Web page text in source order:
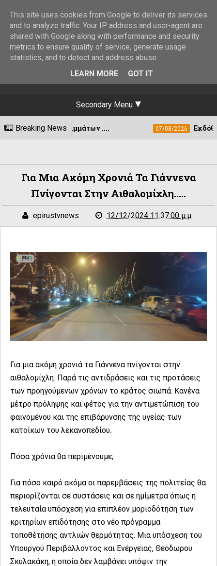
Secondary Menu
Breaking News
.... 07/08/2026 Εκδόθηκε η ΚΥΑ για
Για Μια Ακόμη Χρονιά Τα Γιάννενα
Πνίγονται Στην Αιθαλομίχλη.....
epirustvnews 12/12/2024 11:37:00 μ.μ.
Για μια ακόμη χρονιά τα Γιάννενα πνίγονται στην
αιθαλομίχλη. Παρά τις αντιδράσεις και τις προτάσεις
των προηγούμενων χρόνων το κράτος σιωπά. Κανένα
μέτρο πρόληψης και φέτος για την αντιμετώπιση του
φαινομένου και της επιβάρυνσης της υγείας των
κατοίκων του λεκανοπεδίου.
Πόσα χρόνια θα περιμένουμε;
Για πόσο καιρό ακόμα οι παρεμβάσεις της πολιτείας θα
περιορίζονται σε συστάσεις και σε ημίμετρα όπως η
τελευταία υπόσχεση για επιπλέον μοριοδότηση των
κριτηρίων επιδότησης στο νέο πρόγραμμα
τοποθέτησης αντλιών θερμότητας. Μια υπόσχεση του
Υπουργού Περιβάλλοντος και Ενέργειας, Θεόδωρου
Σκυλακάκη, η οποία δεν λαμβάνει υπόψιν την
This site uses cookies from Google to deliver its services
and to analyze traffic. Your IP address and user-agent are
shared with Google along with performance and security
metrics to ensure quality of service, generate usage
statistics, and to detect and address abuse.
LEARN MORE
GOT IT